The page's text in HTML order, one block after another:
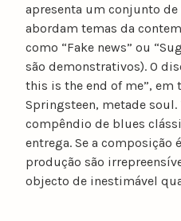
apresenta um conjunto
abordam temas da
como “Fake news” ou
são demonstrativos). O
this is the end of me”, em
Springsteen, metade soul.
compêndio de blues
entrega. Se a composição
produção são
objecto de inestimável